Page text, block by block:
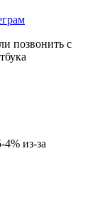
позвонить с
из-за